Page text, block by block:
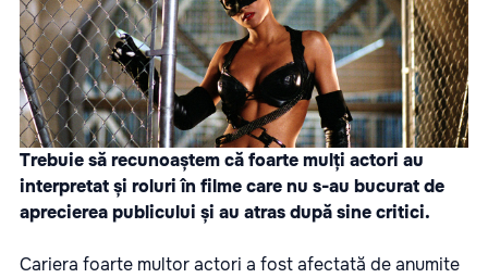
Trebuie să recunoaștem că foarte mulți actori au
interpretat și roluri în filme care nu s-au bucurat de
aprecierea publicului și au atras după sine critici.
Cariera foarte multor actori a fost afectată de anumite